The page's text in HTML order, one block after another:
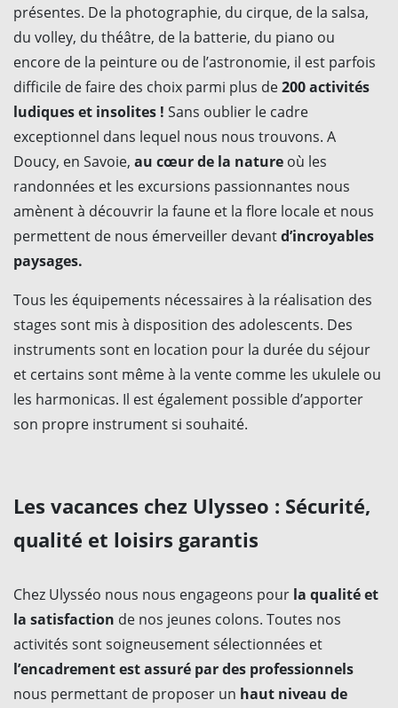
présentes. De la photographie, du cirque, de la salsa,
du volley, du théâtre, de la batterie, du piano ou
encore de la peinture ou de l’astronomie, il est parfois
difficile de faire des choix parmi plus de200 activités
ludiques et insolites ! Sans oublier le cadre
exceptionnel dans lequel nous nous trouvons. A
Doucy, en Savoie, au cœur de la nature où les
randonnées et les excursions passionnantes nous
amènent à découvrir la faune et la flore locale et nous
permettent de nous émerveiller devantd’incroyables
paysages.
Tous les équipements nécessaires à la réalisation des
stages sont mis à disposition des adolescents. Des
instruments sont en location pour la durée du séjour
et certains sont même à la vente comme les ukulele ou
les harmonicas. Il est également possible d’apporter
son propre instrument si souhaité.
Les vacances chez Ulysseo : Sécurité,
qualité et loisirs garantis
Chez Ulysséo nous nous engageons pour la qualité et
la satisfaction de nos jeunes colons. Toutes nos
activités sont soigneusement sélectionnées et
l’encadrement est assuré par des professionnels
nous permettant de proposer un haut niveau de